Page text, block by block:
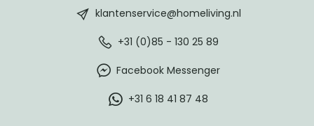
klantenservice@homeliving.nl
+31 (0)85 - 130 25 89
Facebook Messenger
+31 6 18 41 87 48